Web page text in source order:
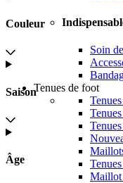
Soin
Tenues de foot
Maillot
Couleur
Saison
Âge